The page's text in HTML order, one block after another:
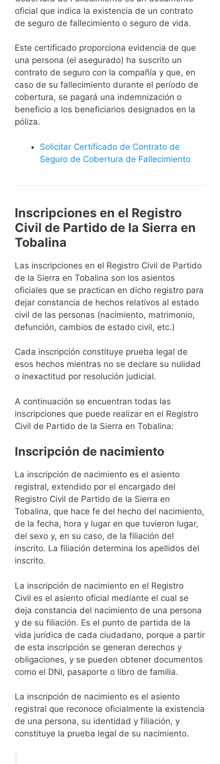
oficial que indica la existencia de un contrato
de seguro de fallecimiento o seguro de vida.
Este certificado proporciona evidencia de que
una persona (el asegurado) ha suscrito un
contrato de seguro con la compañía y que, en
caso de su fallecimiento durante el período de
cobertura, se pagará una indemnización o
beneficio a los beneficiarios designados en la
póliza.
Solicitar Certificado de Contrato de
Seguro de Cobertura de Fallecimiento
Inscripciones en el Registro
Civil de Partido de la Sierra en
Tobalina
Las inscripciones en el Registro Civil de Partido
de la Sierra en Tobalina son los asientos
oficiales que se practican en dicho registro para
dejar constancia de hechos relativos al estado
civil de las personas (nacimiento, matrimonio,
defunción, cambios de estado civil, etc.)
Cada inscripción constituye prueba legal de
esos hechos mientras no se declare su nulidad
o inexactitud por resolución judicial.
A continuación se encuentran todas las
inscripciones que puede realizar en el Registro
Civil de Partido de la Sierra en Tobalina:
Inscripción de nacimiento
La inscripción de nacimiento es el asiento
registral, extendido por el encargado del
Registro Civil de Partido de la Sierra en
Tobalina, que hace fe del hecho del nacimiento,
de la fecha, hora y lugar en que tuvieron lugar,
del sexo y, en su caso, de la filiación del
inscrito. La filiación determina los apellidos del
inscrito.
La inscripción de nacimiento en el Registro
Civil es el asiento oficial mediante el cual se
deja constancia del nacimiento de una persona
y de su filiación. Es el punto de partida de la
vida jurídica de cada ciudadano, porque a partir
de esta inscripción se generan derechos y
obligaciones, y se pueden obtener documentos
como el DNI, pasaporte o libro de familia.
La inscripción de nacimiento es el asiento
registral que reconoce oficialmente la existencia
de una persona, su identidad y filiación, y
constituye la prueba legal de su nacimiento.